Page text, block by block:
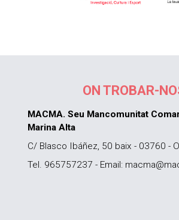
ON TROBAR-
MACMA. Seu Mancomunitat
Marina Alta
C/ Blasco Ibáñez, 50 baix - 03760 -
Tel. 965757237 - Email: